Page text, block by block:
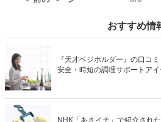
幅広くピックアップしています
おすすめ情
『天才ベジホルダー』の口コ
安全・時短の調理サポートアイ
NHK「あさイチ」で紹介され